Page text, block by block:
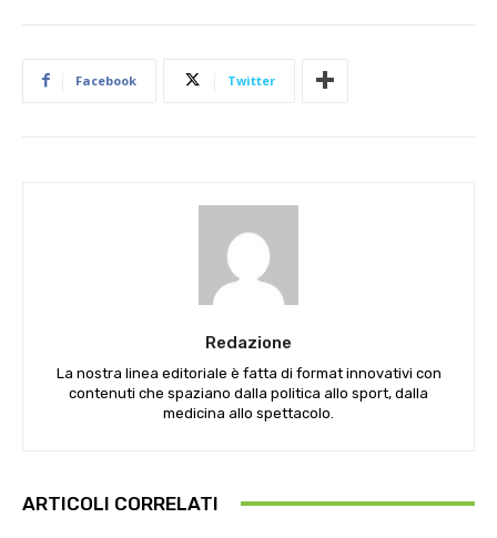
Facebook Twitter
Redazione
La nostra linea editoriale è fatta di format innovativi con
contenuti che spaziano dalla politica allo sport, dalla
medicina allo spettacolo.
ARTICOLI CORRELATI